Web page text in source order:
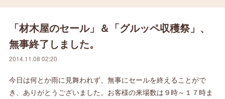
「材木屋のセール」＆「グルッペ収穫祭」、
無事終了しました。
2014.11.08 02:20
今日は何とか雨に見舞われず、無事にセールを終えることがで
き、ありがとうございました。お客様の来場数は９時～１７時ま